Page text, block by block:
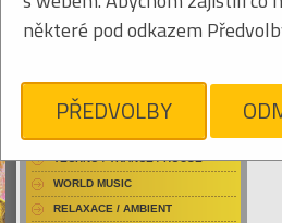
Je
RAP / HIP HOP DOMÁCÍ
RAP / HIP HOP ZAHRANIČNÍ
DVD / HUDBA
PUNK / HARDCORE
TECHNO / TRANCE / HOUSE
WORLD MUSIC
RELAXACE / AMBIENT
některé pod odkazem
PŘEDVOLBY